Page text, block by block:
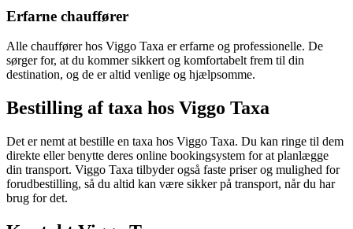
Erfarne chauffører
Alle chauffører hos Viggo Taxa er erfarne og professionelle. De
sørger for, at du kommer sikkert og komfortabelt frem til din
destination, og de er altid venlige og hjælpsomme.
Bestilling af taxa hos Viggo Taxa
Det er nemt at bestille en taxa hos Viggo Taxa. Du kan ringe til dem
direkte eller benytte deres online bookingsystem for at planlægge
din transport. Viggo Taxa tilbyder også faste priser og mulighed for
forudbestilling, så du altid kan være sikker på transport, når du har
brug for det.